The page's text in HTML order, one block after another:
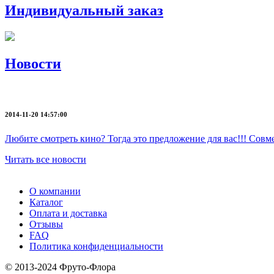
Индивидуальный заказ
Новости
2014-11-20 14:57:00
Любите смотреть кино? Тогда это предложение для вас!!!
Читать все новости
О компании
Каталог
Оплата и доставка
Отзывы
FAQ
Политика конфиденциальности
© 2013-2024 Фруто-Флора